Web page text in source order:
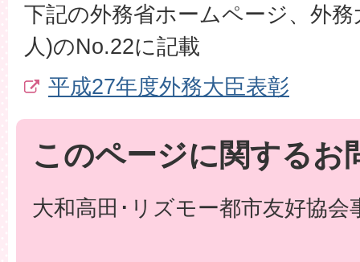
下記の外務省ホームページ、外
人)のNo.22に記載
平成27年度外務大臣表彰
このページに関するお
大和高田･リズモー都市友好協会